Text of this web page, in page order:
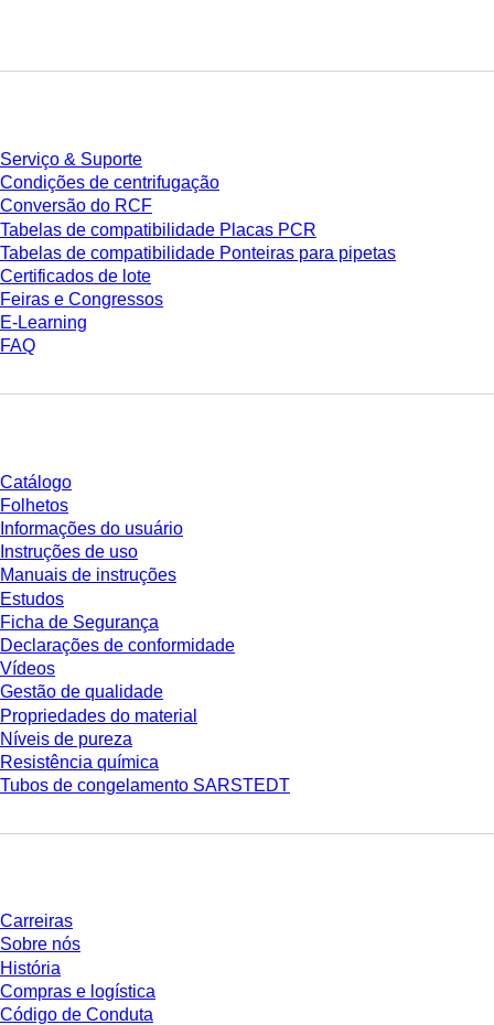
Serviço & Suporte
Condições de centrifugação
Conversão do RCF
Tabelas de compatibilidade Placas PCR
Tabelas de compatibilidade Ponteiras para pipetas
Certificados de lote
Feiras e Congressos
E-Learning
FAQ
Catálogo
Folhetos
Informações do usuário
Instruções de uso
Manuais de instruções
Estudos
Ficha de Segurança
Declarações de conformidade
Vídeos
Gestão de qualidade
Propriedades do material
Níveis de pureza
Resistência química
Tubos de congelamento SARSTEDT
Carreiras
Sobre nós
História
Compras e logística
Código de Conduta